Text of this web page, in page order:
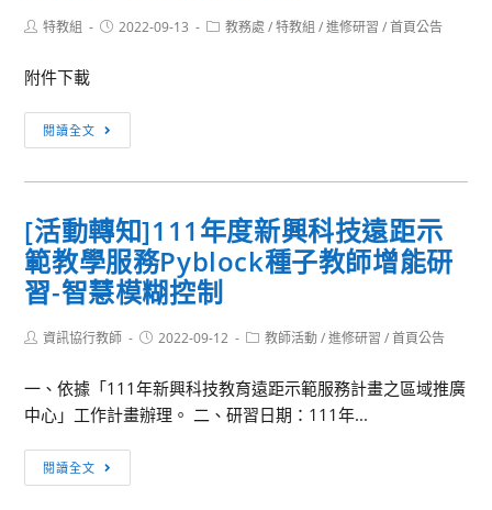
「111-
究
暨
教
師
公
開
觀
課」
實
劃
編
析
與
學
年
度
藝
術
活
音
用
Post特教組
Post2022-09-13
Post教務處 / 特教組 / 進修研習 / 首頁公告
附件下載
閱讀全文
動
資
檢
送
亞
洲
流
音
樂
[活動轉知]111年度新興科技遠距示
範教學服務Pyblock種子教師增能研
習-智慧模糊控制
Post資訊協行教師
Post2022-09-12
Post教師活動 / 進修研習 / 首頁公告
一、依據「111年新興科技教育遠距示範服務計畫之區域推廣
中心」工作計畫辦理。 二、研習日期：111年...
閱讀全文
動